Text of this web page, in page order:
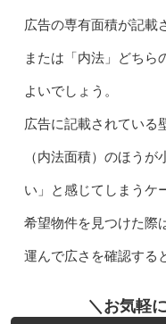
広告の専有面積が記載
または「内法」どちら
よいでしょう。
広告に記載されている
（内法面積）のほう
い」と感じてしまうケ
希望物件を見つけた際
運んで広さを確認する
＼お気軽